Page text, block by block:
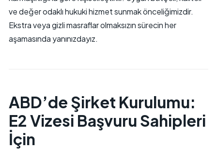
ve değer odaklı hukuki hizmet sunmak önceliğimizdir.
Ekstra veya gizli masraflar olmaksızın sürecin her
aşamasında yanınızdayız.
ABD’de Şirket Kurulumu:
E2 Vizesi Başvuru Sahipleri
İçin